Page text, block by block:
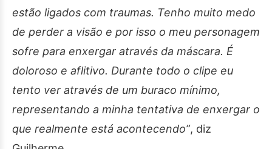
estão ligados com traumas. Tenho muito medo
de perder a visão e por isso o meu personagem
sofre para enxergar através da máscara. É
doloroso e aflitivo. Durante todo o clipe eu
tento ver através de um buraco mínimo,
representando a minha tentativa de enxergar o
que realmente está acontecendo”, diz